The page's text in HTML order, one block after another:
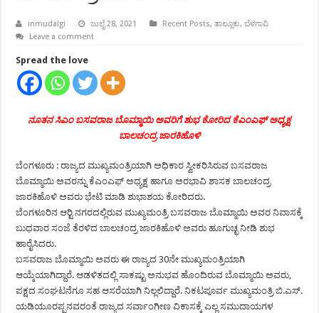
inmudalgi ಜುಲೈ 28, 2021 Recent Posts,ತಾಲ್ಲೂಕು,ಬೆಳಗಾವಿ
Leave a comment
Spread the love
ನೂತನ ಸಿಎಂ ಬಸವರಾಜ ಬೊಮ್ಮಾಯಿ ಅವರಿಗೆ ಶುಭ ಕೋರಿದ ಕೆಎಂಎಫ್ ಅಧ್ಯಕ್ಷ
ಬಾಲಚಂದ್ರ ಜಾರಕಿಹೊಳಿ
ಬೆಂಗಳೂರು : ರಾಜ್ಯದ ಮುಖ್ಯಮಂತ್ರಿಯಾಗಿ ಅಧಿಕಾರ ಸ್ವೀಕರಿಸಿರುವ ಬಸವರಾಜ
ಬೊಮ್ಮಾಯಿ ಅವರನ್ನು ಕೆಎಂಎಫ್ ಅಧ್ಯಕ್ಷ ಹಾಗೂ ಅರಭಾವಿ ಶಾಸಕ ಬಾಲಚಂದ್ರ
ಜಾರಕಿಹೊಳಿ ಅವರು ಭೇಟಿ ಮಾಡಿ ಶುಭಾಶಯ ಕೋರಿದರು.
ಬೆಂಗಳೂರಿನ ಆರ್‍ಟಿ ನಗರದಲ್ಲಿರುವ ಮುಖ್ಯಮಂತ್ರಿ ಬಸವರಾಜ ಬೊಮ್ಮಾಯಿ ಅವರ ನಿವಾಸಕ್ಕೆ
ಬುಧವಾರ ಸಂಜೆ ತೆರಳಿದ ಬಾಲಚಂದ್ರ ಜಾರಕಿಹೊಳಿ ಅವರು ಹೂಗುಚ್ಛ ನೀಡಿ ಶುಭ
ಹಾರೈಸಿದರು.
ಬಸವರಾಜ ಬೊಮ್ಮಾಯಿ ಅವರು ಈ ರಾಜ್ಯದ 30ನೇ ಮುಖ್ಯಮಂತ್ರಿಯಾಗಿ
ಆಯ್ಕೆಯಾಗಿದ್ದಾರೆ. ಆಡಳಿತದಲ್ಲಿ ಸಾಕಷ್ಟು ಅನುಭವ ಹೊಂದಿರುವ ಬೊಮ್ಮಾಯಿ ಅವರು,
ಪಕ್ಷದ ಸಂಘಟನೆಗೂ ಸಹ ಆಸರೆಯಾಗಿ ನಿಲ್ಲಲಿದ್ದಾರೆ. ನಿಕಟಪೂರ್ವ ಮುಖ್ಯಮಂತ್ರಿ ಬಿ.ಎಸ್.
ಯಡಿಯೂರಪ್ಪನವರಂತೆ ರಾಜ್ಯದ ಸರ್ವಾಂಗೀಣ ವಿಕಾಸಕ್ಕೆ ಎಲ್ಲ ಸಮುದಾಯಗಳ